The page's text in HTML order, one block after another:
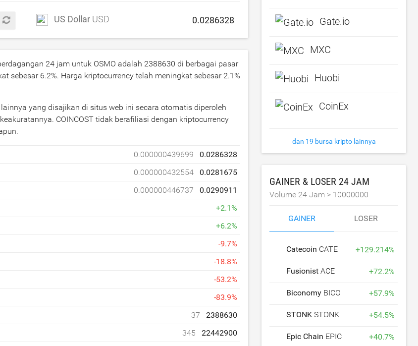
US Dollar USD
24 jam untuk OSMO adalah 2388630 di berbagai pasar
sebesar 6.2%. Harga kriptocurrency telah meningkat sebesar 2.1%
yang disajikan di situs web ini secara otomatis diperoleh
COINCOST tidak berafiliasi dengan kriptocurrency
0.000000439699
0.0286328
0.000000432554
0.0281675
0.000000446737
0.0290911
+2.1%
+6.2%
-9.7%
-18.8%
-53.2%
-83.9%
37
2388630
345 22442900
Gate.io
MXC
Huobi
CoinEx
dan 19 bursa kripto lainnya
GAINER & LOSER 24 JAM
Volume 24 Jam > 10000000
GAINER LOSER
Catecoin CATE +129.214%
FusionistACE +72.2%
Biconomy BICO +57.9%
STONKSTONK +54.5%
Epic Chain EPIC +40.7%